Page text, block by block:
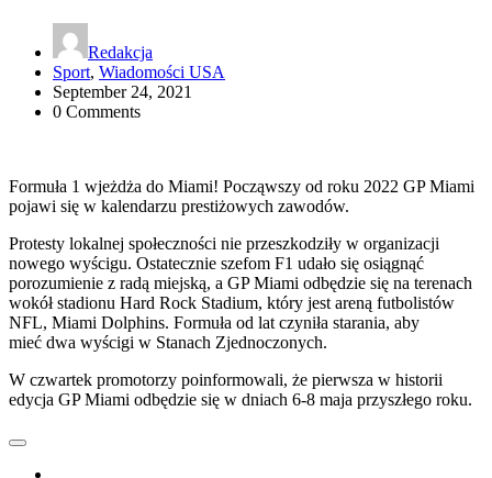
Redakcja
Sport, Wiadomości USA
September 24, 2021
0 Comments
Formuła 1 wjeżdża do Miami! Począwszy od roku 2022 GP Miami
pojawi się w kalendarzu prestiżowych zawodów.
Protesty lokalnej społeczności nie przeszkodziły w organizacji
nowego wyścigu. Ostatecznie szefom F1 udało się osiągnąć
porozumienie z radą miejską, a GP Miami odbędzie się na terenach
wokół stadionu Hard Rock Stadium, który jest areną futbolistów
NFL, Miami Dolphins. Formuła od lat czyniła starania, aby
mieć dwa wyścigi w Stanach Zjednoczonych.
W czwartek promotorzy poinformowali, że pierwsza w historii
edycja GP Miami odbędzie się w dniach 6-8 maja przyszłego roku.